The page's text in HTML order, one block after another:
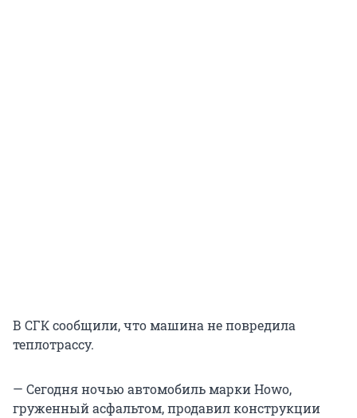
В СГК сообщили, что машина не повредила
теплотрассу.
— Сегодня ночью автомобиль марки Howo,
груженный асфальтом, продавил конструкции